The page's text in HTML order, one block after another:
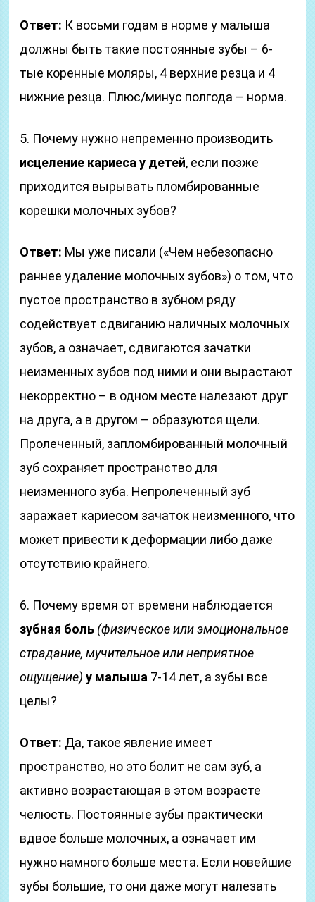
Ответ: К восьми годам в норме у малыша
должны быть такие постоянные зубы – 6-
тые коренные моляры, 4 верхние резца и 4
нижние резца. Плюс/минус полгода – норма.
5. Почему нужно непременно производить
исцеление кариеса у детей, если позже
приходится вырывать пломбированные
корешки молочных зубов?
Ответ: Мы уже писали («Чем небезопасно
раннее удаление молочных зубов») о том, что
пустое пространство в зубном ряду
содействует сдвиганию наличных молочных
зубов, а означает, сдвигаются зачатки
неизменных зубов под ними и они вырастают
некорректно – в одном месте налезают друг
на друга, а в другом – образуются щели.
Пролеченный, запломбированный молочный
зуб сохраняет пространство для
неизменного зуба. Непролеченный зуб
заражает кариесом зачаток неизменного, что
может привести к деформации либо даже
отсутствию крайнего.
6. Почему время от времени наблюдается
зубная боль (физическое или эмоциональное
страдание, мучительное или неприятное
ощущение) у малыша 7-14 лет, а зубы все
целы?
Ответ: Да, такое явление имеет
пространство, но это болит не сам зуб, а
активно возрастающая в этом возрасте
челюсть. Постоянные зубы практически
вдвое больше молочных, а означает им
нужно намного больше места. Если новейшие
зубы большие, то они даже могут налезать